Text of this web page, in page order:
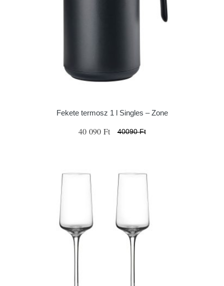
Fekete termosz 1 l Singles – Zone
40 090 Ft 40090 Ft